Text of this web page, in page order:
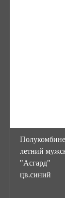
летний
"Асгард"
цв.синий